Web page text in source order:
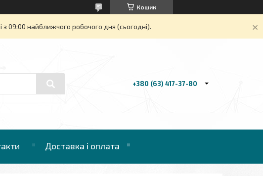
Кошик
09:00 найближчого робочого дня (сьогодні).
+380 (63) 417-37-80
Доставка і оплата